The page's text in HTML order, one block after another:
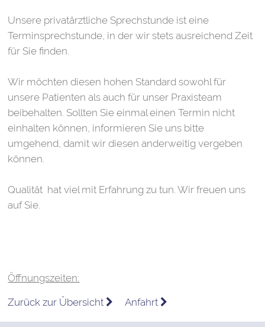
Unsere privatärztliche Sprechstunde ist eine
Terminsprechstunde, in der wir stets ausreichend Zeit
für Sie finden.
Wir möchten diesen hohen Standard sowohl für
unsere Patienten als auch für unser Praxisteam
beibehalten. Sollten Sie einmal einen Termin nicht
einhalten können, informieren Sie uns bitte
umgehend, damit wir diesen anderweitig vergeben
können.
Qualität hat viel mit Erfahrung zu tun. Wir freuen uns
auf Sie.
Öffnungszeiten:
Zurück zur Übersicht Anfahrt